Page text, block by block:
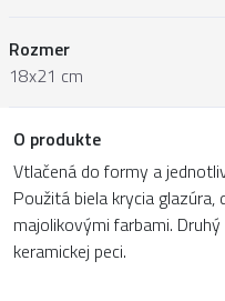
Rozmer
18x21 cm
O produkte
Vtlačená do formy a
Použitá biela krycia
majolikovými farbami.
keramickej peci.